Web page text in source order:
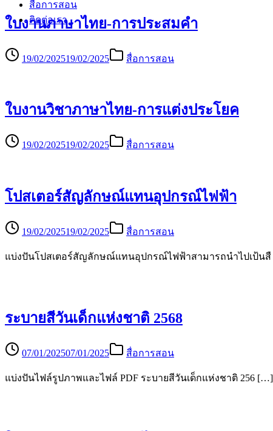
สื่อการสอน
ติดต่อเรา
ใบงานภาษาไทย-การประสมคำ
19/02/202519/02/2025 สื่อการสอน
ใบงานวิชาภาษาไทย-การแต่งประโยค
19/02/202519/02/2025 สื่อการสอน
โปสเตอร์สัญลักษณ์แทนอุปกรณ์ไฟฟ้า
19/02/202519/02/2025 สื่อการสอน
แบ่งปันโปสเตอร์สัญลักษณ์แทนอุปกรณ์ไฟฟ้าสามารถนำไปเป้น
ระบายสีวันเด็กแห่งชาติ 2568
07/01/202507/01/2025 สื่อการสอน
แบ่งปันไฟล์รูปภาพและไฟล์ PDF ระบายสีวันเด็กแห่งชาติ 256 […]